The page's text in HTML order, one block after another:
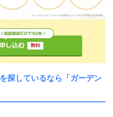
探しているなら「ガーデン